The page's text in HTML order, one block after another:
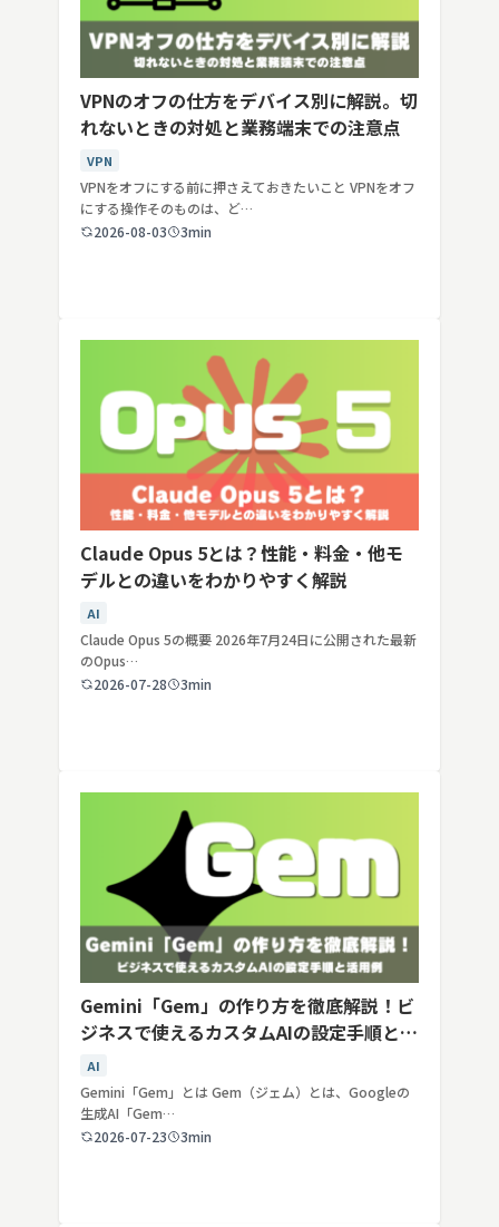
VPNのオフの仕方をデバイス別に解説。切
れないときの対処と業務端末での注意点
VPN
VPNをオフにする前に押さえておきたいこと VPNをオフ
にする操作そのものは、ど…
2026-08-03
3min
Claude Opus 5とは？性能・料金・他モ
デルとの違いをわかりやすく解説
AI
Claude Opus 5の概要 2026年7月24日に公開された最新
のOpus…
2026-07-28
3min
Gemini「Gem」の作り方を徹底解説！ビ
ジネスで使えるカスタムAIの設定手順と活
用例
AI
Gemini「Gem」とは Gem（ジェム）とは、Googleの
生成AI「Gem…
2026-07-23
3min